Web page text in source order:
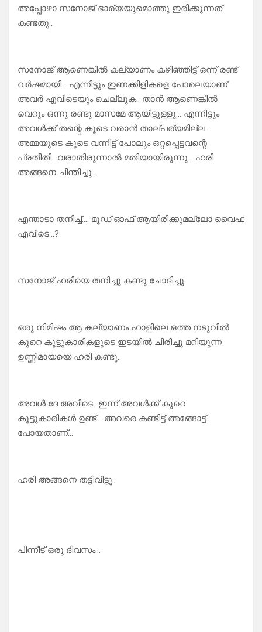
അപ്പോഴാ സനോജ് ഭാര്യയുമൊത്തു ഇരിക്കുന്നത്
കണ്ടതു..
സനോജ് ആണെങ്കിൽ കല്യാണം കഴിഞ്ഞിട്ട് ഒന്ന് രണ്ട്
വർഷമായി… എന്നിട്ടും ഇണക്കിളികളെ പോലെയാണ്
അവർ എവിടെയും ചെല്ലുക.. താൻ ആണെങ്കിൽ
വെറും ഒന്നു രണ്ടു മാസമേ ആയിട്ടുള്ളൂ… എന്നിട്ടും
അവൾക്ക് തന്റെ കൂടെ വരാൻ താല്പര്യമില്ല.
അമ്മയുടെ കൂടെ വന്നിട്ട് പോലും ഒറ്റപ്പെട്ടവന്റെ
പ്രതീതി.. വരാതിരുന്നാൽ മതിയായിരുന്നു… ഹരി
അങ്ങനെ ചിന്തിച്ചു..
എന്താടാ തനിച്ച്…. മൂഡ് ഓഫ് ആയിരിക്കുമല്ലോ വൈഫ്
എവിടെ…?
സനോജ് ഹരിയെ തനിച്ചു കണ്ടു ചോദിച്ചു..
ഒരു നിമിഷം ആ കല്യാണം ഹാളിലെ ഒത്ത നടുവിൽ
കുറെ കൂട്ടുകാരികളുടെ ഇടയിൽ ചിരിച്ചു മറിയുന്ന
ഉണ്ണിമായയെ ഹരി കണ്ടു..
അവൾ ദേ അവിടെ…ഇന്ന് അവൾക്ക് കുറെ
കൂട്ടുകാരികൾ ഉണ്ട്… അവരെ കണ്ടിട്ട് അങ്ങോട്ട്
പോയതാണ്…
ഹരി അങ്ങനെ തട്ടിവിട്ടു..
പിന്നീട് ഒരു ദിവസം…